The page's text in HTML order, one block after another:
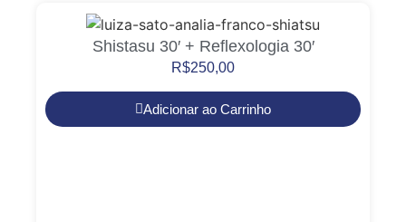
Shistasu 30′ + Reflexologia 30′
R$250,00
Adicionar ao Carrinho